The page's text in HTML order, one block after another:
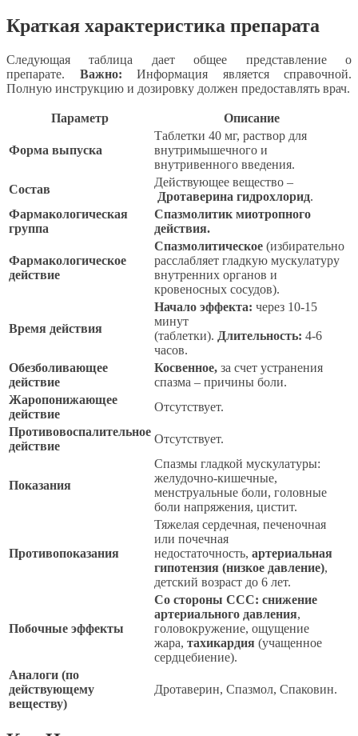
Краткая характеристика препарата
Следующая таблица дает общее представление о
препарате. Важно: Информация является справочной.
Полную инструкцию и дозировку должен предоставлять врач.
Параметр Описание
Форма выпуска
Таблетки 40 мг, раствор для
внутримышечного и
внутривенного введения.
Состав
Действующее вещество –
Дротаверина гидрохлорид.
Фармакологическая
группа
Спазмолитик миотропного
действия.
Фармакологическое
действие
Спазмолитическое (избирательно
расслабляет гладкую мускулатуру
внутренних органов и
кровеносных сосудов).
Время действия
Начало эффекта: через 10-15
минут
(таблетки). Длительность: 4-6
часов.
Обезболивающее
действие
Косвенное, за счет устранения
спазма – причины боли.
Жаропонижающее
действие
Отсутствует.
Противовоспалительное
действие
Отсутствует.
Показания
Спазмы гладкой мускулатуры:
желудочно-кишечные,
менструальные боли, головные
боли напряжения, цистит.
Противопоказания
Тяжелая сердечная, печеночная
или почечная
недостаточность, артериальная
гипотензия (низкое давление),
детский возраст до 6 лет.
Побочные эффекты
Со стороны ССС: снижение
артериального давления,
головокружение, ощущение
жара, тахикардия (учащенное
сердцебиение).
Аналоги (по
действующему
веществу)
Дротаверин, Спазмол, Спаковин.